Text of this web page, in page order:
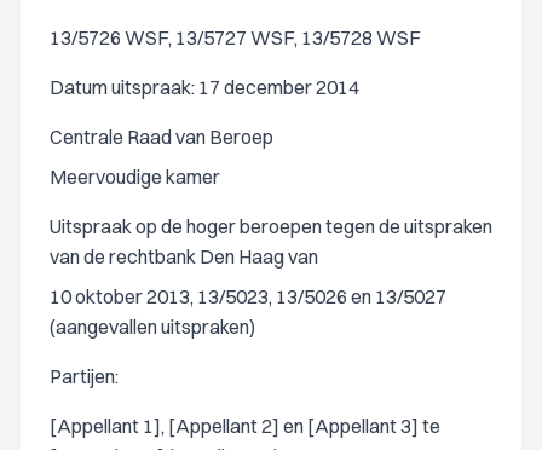
13/5726 WSF, 13/5727 WSF, 13/5728 WSF
Datum uitspraak: 17 december 2014
Centrale Raad van Beroep
Meervoudige kamer
Uitspraak op de hoger beroepen tegen de uitspraken
van de rechtbank Den Haag van
10 oktober 2013, 13/5023, 13/5026 en 13/5027
(aangevallen uitspraken)
Partijen:
[Appellant 1], [Appellant 2] en [Appellant 3] te